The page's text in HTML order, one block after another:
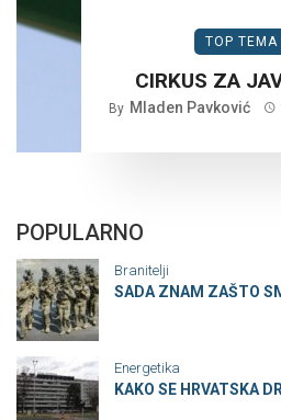
TOP TEMA
CIRKUS ZA
By Mladen Pavković
POPULARNO
Branitelji
SADA ZNAM ZAŠTO
Energetika
KAKO SE HRVATSKA